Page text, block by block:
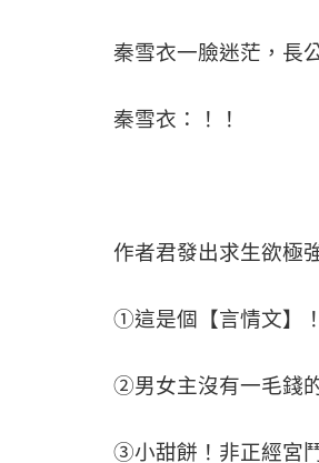
秦雪衣一臉迷茫，長
秦雪衣：！！
作者君發出求生欲極
①這是個【言情文】
②男女主沒有一毛錢
③小甜餅！非正經宮